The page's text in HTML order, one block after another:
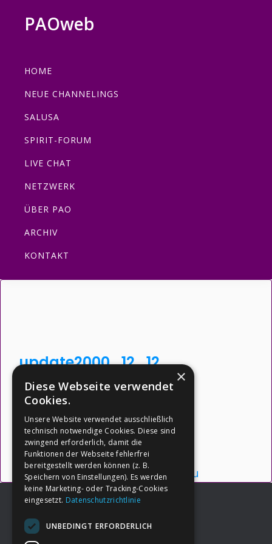
Hauptnavigation
Inhalt
Seitenspalte
FußzeilePAOweb
AktivierungsOrganisation)
HOME
NEUE CHANNELINGS
SALUSA
SPIRIT-FORUM
LIVE CHAT
NETZWERK
ÜBER PAO
ARCHIV
KONTAKT
update2000_12_12
Dateigröße: 21.56 KB
Aktualisiert: 26-05-2026
Downloads: 5
Herunterladen
Vorschau
→Deine Spende
×
Diese Webseite verwendet
Cookies.
Unsere Website verwendet ausschließlich
technisch notwendige Cookies. Diese sind
zwingend erforderlich, damit die
Funktionen der Webseite fehlerfrei
bereitgestellt werden können (z. B.
Speichern von Einstellungen). Es werden
keine Marketing- oder Tracking-Cookies
eingesetzt. Datenschutzrichtlinie
UNBEDINGT ERFORDERLICH